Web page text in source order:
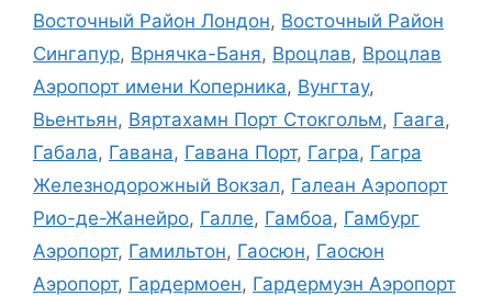
Восточный Район Лондон, Восточный Район
Сингапур, Врнячка-Баня, Вроцлав, Вроцлав
Аэропорт имени Коперника, Вунгтау,
Вьентьян, Вяртахамн Порт Стокгольм, Гаага,
Габала, Гавана, Гавана Порт, Гагра, Гагра
Железнодорожный Вокзал, Галеан Аэропорт
Рио-де-Жанейро, Галле, Гамбоа, Гамбург
Аэропорт, Гамильтон, Гаосюн, Гаосюн
Аэропорт, Гардермоен, Гардермуэн Аэропорт